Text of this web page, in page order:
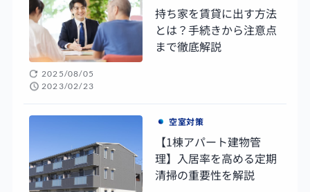
持ち家を賃貸に出す方法
とは？手続きから注意点
まで徹底解説
2025/08/05
2023/02/23
【1棟アパート建物管
理】入居率を高める定期
清掃の重要性を解説
空室対策